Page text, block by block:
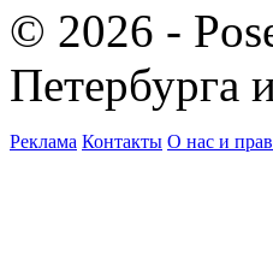
© 2026 -
Петербурга
Реклама Контакты О нас и